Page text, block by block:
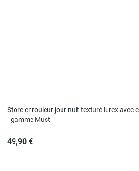
Store enrouleur jour nuit texturé lurex avec
- gamme Must
49,90 €